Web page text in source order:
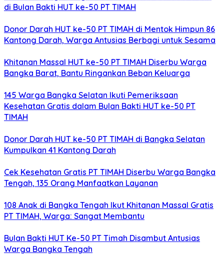
di Bulan Bakti HUT ke-50 PT TIMAH
Donor Darah HUT ke-50 PT TIMAH di Mentok Himpun 86
Kantong Darah, Warga Antusias Berbagi untuk Sesama
Khitanan Massal HUT ke-50 PT TIMAH Diserbu Warga
Bangka Barat, Bantu Ringankan Beban Keluarga
145 Warga Bangka Selatan Ikuti Pemeriksaan
Kesehatan Gratis dalam Bulan Bakti HUT ke-50 PT
TIMAH
Donor Darah HUT ke-50 PT TIMAH di Bangka Selatan
Kumpulkan 41 Kantong Darah
Cek Kesehatan Gratis PT TIMAH Diserbu Warga Bangka
Tengah, 135 Orang Manfaatkan Layanan
108 Anak di Bangka Tengah Ikut Khitanan Massal Gratis
PT TIMAH, Warga: Sangat Membantu
Bulan Bakti HUT Ke-50 PT Timah Disambut Antusias
Warga Bangka Tengah